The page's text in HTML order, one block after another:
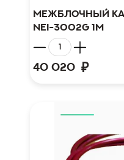
Межблочный
NEI-3002G 1м
40 020 ₽